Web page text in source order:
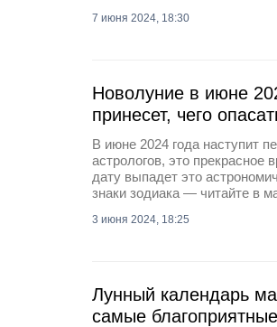
7 июня 2024, 18:30
Новолуние в июне
принесет, чего
В июне 2024 года наступит
астрологов, это
дату выпадет это
знаки зодиака — читайте в
3 июня 2024, 18:25
Лунный календарь
самые